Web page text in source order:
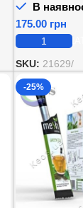
В
грн
SKU: 21629/
-25%